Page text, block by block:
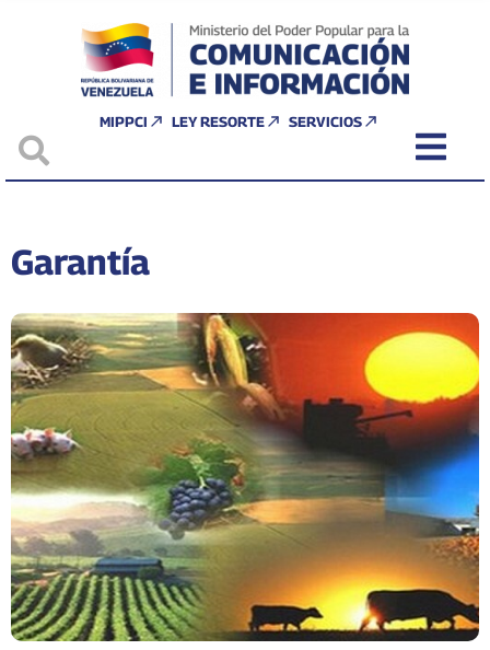
MIPPCI LEY RESORTE SERVICIOS
Garantía